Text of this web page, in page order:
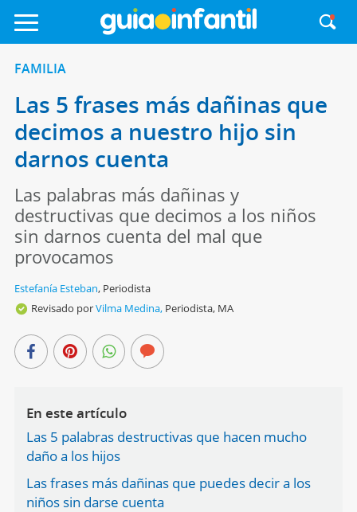
FAMILIA
Las 5 frases más dañinas que
decimos a nuestro hijo sin
darnos cuenta
Las palabras más dañinas y
destructivas que decimos a los niños
sin darnos cuenta del mal que
provocamos
Estefanía Esteban, Periodista
Revisado porVilma Medina, Periodista, MA
En este artículo
Las 5 palabras destructivas que hacen mucho
daño a los hijos
Las frases más dañinas que puedes decir a los
niños sin darse cuenta